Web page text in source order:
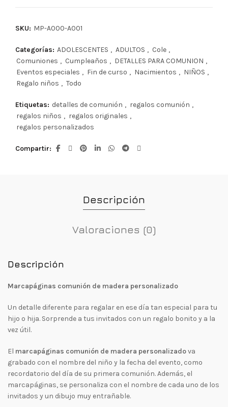
SKU: MP-A000-A001
Categorías: ADOLESCENTES , ADULTOS , Cole ,
Comuniones , Cumpleaños , DETALLES PARA COMUNION ,
Eventos especiales , Fin de curso , Nacimientos , NIÑOS ,
Regalo niños , Todo
Etiquetas: detalles de comunión , regalos comunión ,
regalos niños , regalos originales ,
regalos personalizados
Compartir
Descripción
Valoraciones (0)
Descripción
Marcapáginas comunión de madera personalizado
Un detalle diferente para regalar en ese día tan especial para tu
hijo o hija. Sorprende a tus invitados con un regalo bonito y a la
vez útil.
El marcapáginas comunión de madera personalizadova
grabado con el nombre del niño y la fecha del evento, como
recordatorio del día de su primera comunión. Además, el
marcapáginas, se personaliza con el nombre de cada uno de los
invitados y un dibujo muy entrañable.